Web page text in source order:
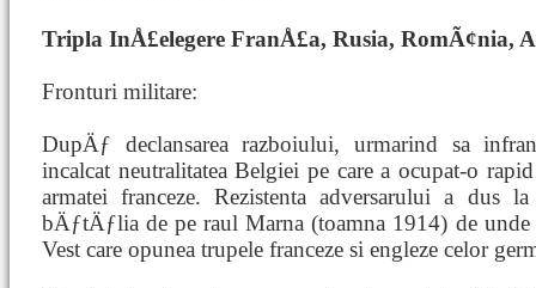
Tripla InÅ£elegere FranÅ£a, Rusia, RomÃ¢nia,
Fronturi militare:
DupÄƒ declansarea razboiului, urmarind sa
incalcat neutralitatea Belgiei pe care a ocupat-o
armatei franceze. Rezistenta adversarului a dus
bÄƒtÄƒlia de pe raul Marna (toamna 1914) de
Vest care opunea trupele franceze si engleze celor